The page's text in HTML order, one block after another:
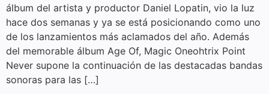
álbum del artista y productor Daniel Lopatin, vio la luz
hace dos semanas y ya se está posicionando como uno
de los lanzamientos más aclamados del año. Además
del memorable álbum Age Of, Magic Oneohtrix Point
Never supone la continuación de las destacadas bandas
sonoras para las […]